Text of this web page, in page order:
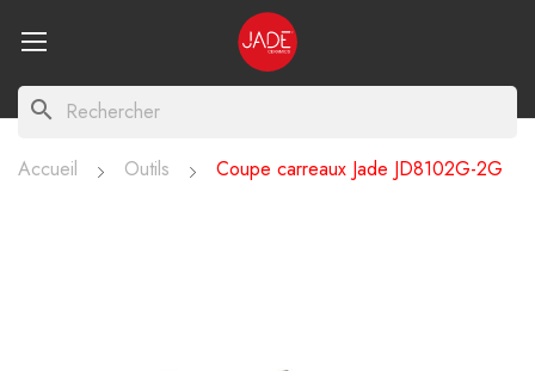
search
Accueil Outils Coupe carreaux Jade JD8102G-2G